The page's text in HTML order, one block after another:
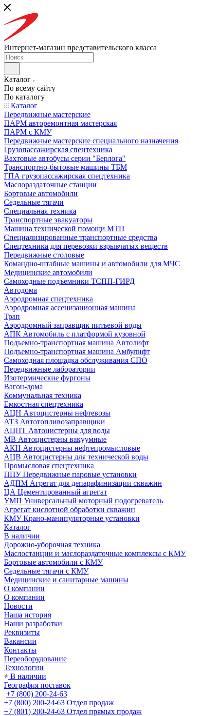
Интернет-магазин представительского класса
Каталог
По всему сайту
По каталогу
Каталог
Передвижные мастерские
ПАРМ авторемонтная мастерская
ПАРМ с КМУ
Передвижные мастерские специального назначения
Грузопассажирская спецтехника
Вахтовые автобусы серии "Берлога"
Транспортно-бытовые машины ТБМ
ГПА грузопассажирская спецтехника
Маслораздаточные станции
Бортовые автомобили
Седельные тягачи
Специальная техника
Транспортные эвакуаторы
Машина технической помощи МТП
Специализированные транспортные средства
Спецтехника для перевозки взрывчатых веществ
Передвижные столовые
Командно-штабные машины и автомобили для МЧС
Медицинские автомобили
Самоходные подъемники ТСПП-ГИРД
Автодома
Аэродромная спецтехника
Аэродромная ассенизационная машина
Трап
Аэродромный заправщик питьевой воды
АПК Автомобиль с платформой кузовной
Подъемно-транспортная машина Автолифт
Подъемно-транспортная машина Амбулифт
Самоходная площадка обслуживания СПО
Передвижные лаборатории
Изотермические фургоны
Вагон-дома
Коммунальная техника
Емкостная спецтехника
АЦН Автоцистерны нефтевозы
АТЗ Автотопливозаправщики
АЦПТ Автоцистерны для воды
МВ Автоцистерны вакуумные
АКН Автоцистерны нефтепромысловые
АЦВ Автоцистерны для технической воды
Промысловая спецтехника
ППУ Передвижные паровые установки
АДПМ Агрегат для депарафинизации скважин
ЦА Цементированный агрегат
УМП Универсальный моторный подогреватель
Агрегат кислотной обработки скважин
КМУ Крано-манипуляторные установки
Каталог
В наличии
Дорожно-уборочная техника
Маслостанции и маслораздаточные комплексы с КМУ
Бортовые автомобили с КМУ
Седельные тягачи с КМУ
Медицинские и санитарные машины
О компании
О компании
Новости
Наша история
Наши разработки
Реквизиты
Вакансии
Контакты
Переоборудование
Технологии
В наличии
География поставок
+7 (800) 200-24-63
+7 (800) 200-24-63 Отдел продаж
+7 (801) 200-24-63 Отдел прямых продаж